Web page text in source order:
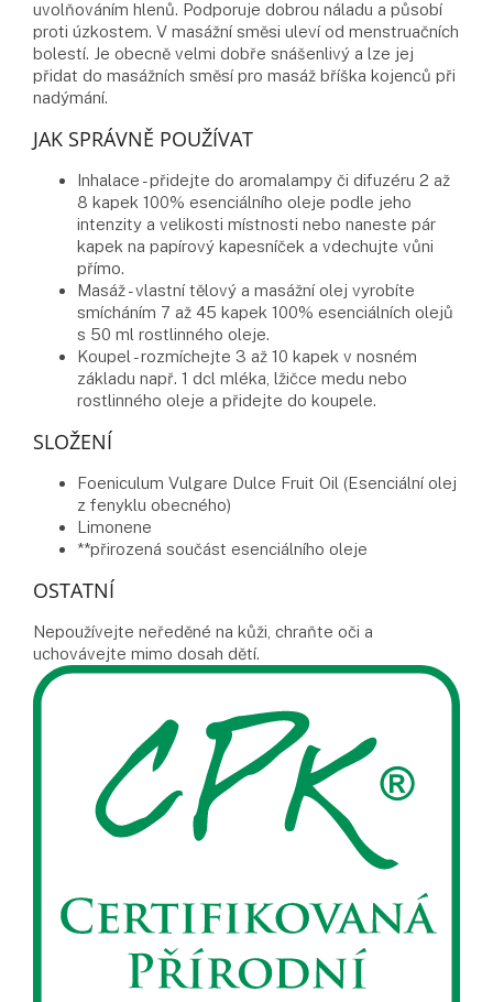
uvolňováním hlenů. Podporuje dobrou náladu a působí
proti úzkostem. V masážní směsi uleví od menstruačních
bolestí. Je obecně velmi dobře snášenlivý a lze jej
přidat do masážních směsí pro masáž bříška kojenců při
nadýmání.
JAK SPRÁVNĚ POUŽÍVAT
Inhalace - přidejte do aromalampy či difuzéru 2 až
8 kapek 100% esenciálního oleje podle jeho
intenzity a velikosti místnosti nebo naneste pár
kapek na papírový kapesníček a vdechujte vůni
přímo.
Masáž - vlastní tělový a masážní olej vyrobíte
smícháním 7 až 45 kapek 100% esenciálních olejů
s 50 ml rostlinného oleje.
Koupel - rozmíchejte 3 až 10 kapek v nosném
základu např. 1 dcl mléka, lžičce medu nebo
rostlinného oleje a přidejte do koupele.
SLOŽENÍ
Foeniculum Vulgare Dulce Fruit Oil (Esenciální olej
z fenyklu obecného)
Limonene
**přirozená součást esenciálního oleje
OSTATNÍ
Nepoužívejte neředěné na kůži, chraňte oči a
uchovávejte mimo dosah dětí.